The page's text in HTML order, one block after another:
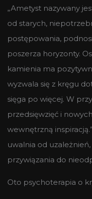
„Ametyst nazywany
od starych,
postępowania,
poszerza horyzonty.
kamienia ma
wyzwala się z kręgu
sięga po więcej. W
przedsięwzięć i
wewnętrzną
uwalnia od
przywiązania do
Oto psychoterapia o